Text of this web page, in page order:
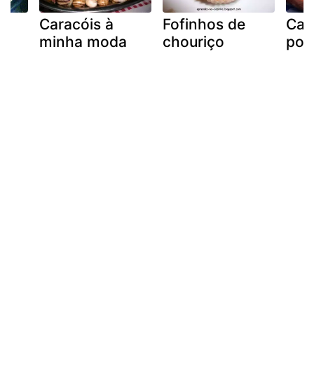
Caracóis à
minha moda
Fofinhos de
chouriço